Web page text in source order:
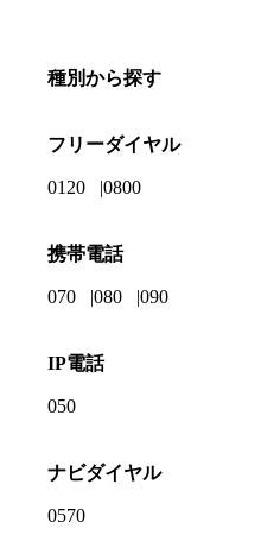
種別から探す
フリーダイヤル
0120 0800
携帯電話
070 080 090
IP電話
050
ナビダイヤル
0570